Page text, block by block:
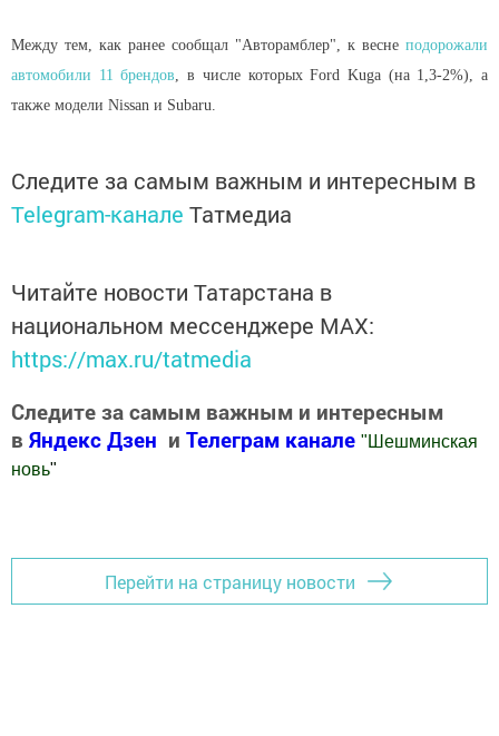
Между тем, как ранее сообщал "Авторамблер", к весне подорожали
автомобили 11 брендов , в числе которых Ford Kuga (на 1,3-2%), а
также модели Nissan и Subaru.
Следите за самым важным и интересным в
Telegram-канале Татмедиа
Читайте новости Татарстана в
национальном мессенджере MАХ:
https://max.ru/tatmedia
Следите за самым важным и интересным
в Яндекс Дзен и Телеграм канале " Шешминская
новь"
Перейти на страницу новости